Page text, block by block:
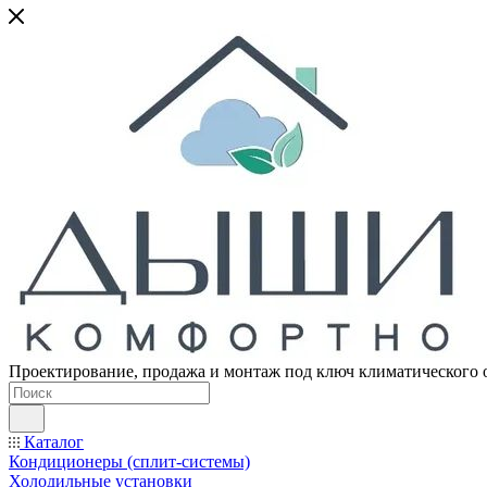
Проектирование, продажа и монтаж под ключ климатического
Каталог
Кондиционеры (сплит-системы)
Холодильные установки